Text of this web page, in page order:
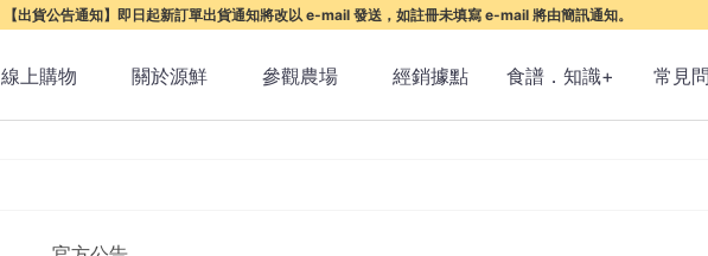
【出貨公告通知】即日起新訂單出貨通知將改以 e-mail 發送，如註冊未填寫 e-mail 將由簡訊通知。
線上購物 關於源鮮 參觀農場 經銷據點 食譜．知識+ 常見